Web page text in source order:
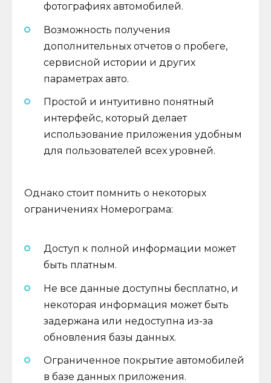
фотографиях автомобилей.
Возможность получения
дополнительных отчетов о пробеге,
сервисной истории и других
параметрах авто.
Простой и интуитивно понятный
интерфейс, который делает
использование приложения удобным
для пользователей всех уровней.
Однако стоит помнить о некоторых
ограничениях Номерограма:
Доступ к полной информации может
быть платным.
Не все данные доступны бесплатно, и
некоторая информация может быть
задержана или недоступна из-за
обновления базы данных.
Ограниченное покрытие автомобилей
в базе данных приложения.